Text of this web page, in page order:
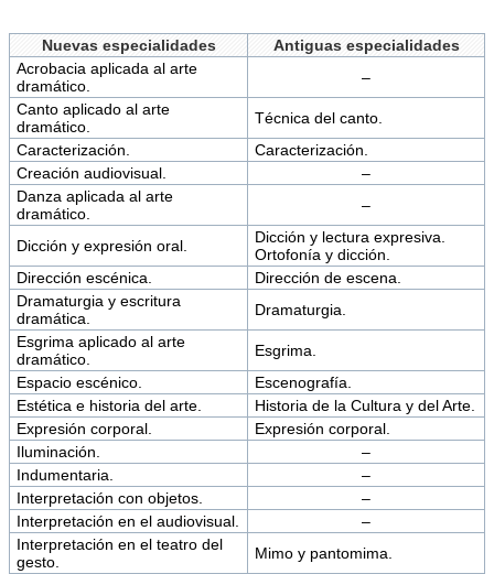
Nuevas especialidades
Antiguas especialidades
Acrobacia aplicada al arte
dramático.
–
Canto aplicado al arte
dramático.
Técnica del canto.
Caracterización.
Caracterización.
Creación audiovisual.
–
Danza aplicada al arte
dramático.
–
Dicción y expresión oral.
Dicción y lectura expresiva.
Ortofonía y dicción.
Dirección escénica.
Dirección de escena.
Dramaturgia y escritura
dramática.
Dramaturgia.
Esgrima aplicado al arte
dramático.
Esgrima.
Espacio escénico.
Escenografía.
Estética e historia del arte.
Historia de la Cultura y del Arte.
Expresión corporal.
Expresión corporal.
Iluminación.
–
Indumentaria.
–
Interpretación con objetos.
–
Interpretación en el audiovisual.
–
Interpretación en el teatro del
gesto.
Mimo y pantomima.